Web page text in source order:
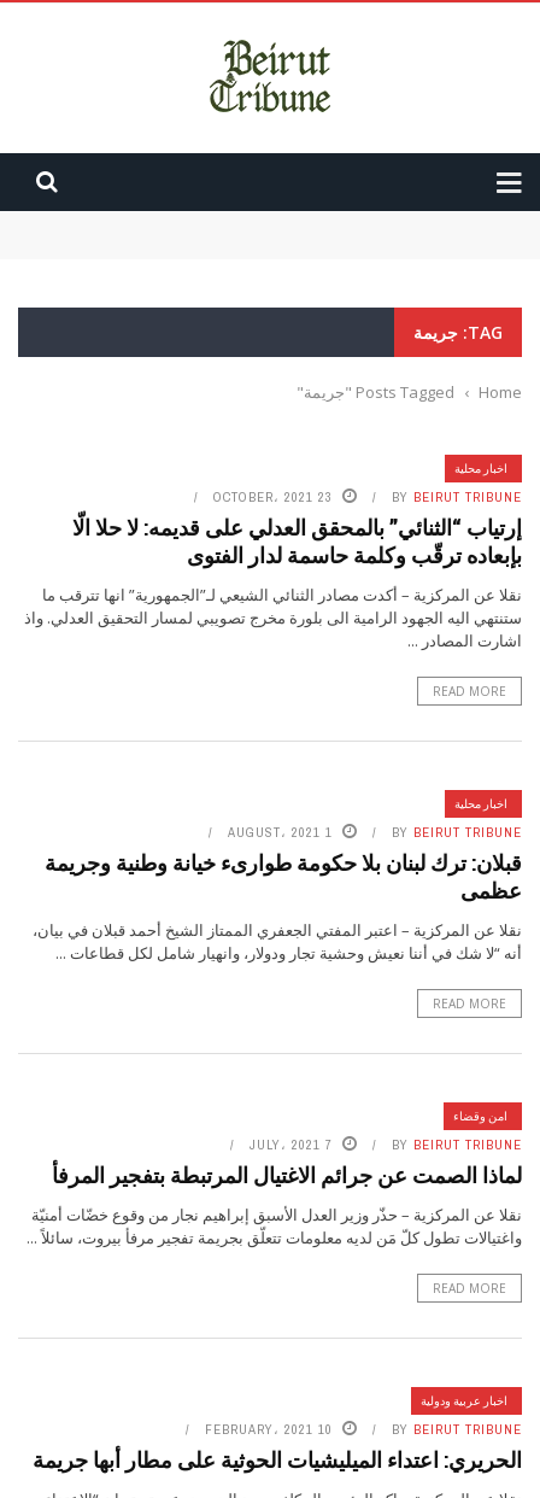
روما تختبر اتفاق الإطار: إسرائيل تتمسّك بالتحقق ولبنان يطالب بالانسحاب
اتفاق الإطار يترنّح… متى يسقط
TAG: جريمة
Home
› Posts Tagged "جريمة"
اخبار محلية
BY BEIRUT TRIBUNE 23 OCTOBER، 2021
إرتياب “الثنائي” بالمحقق العدلي على قديمه: لا حلا الّا
بإبعاده ترقّب وكلمة حاسمة لدار الفتوى
نقلا عن المركزية – أكدت مصادر الثنائي الشيعي لـ”الجمهورية” انها تترقب ما
ستنتهي اليه الجهود الرامية الى بلورة مخرج تصويبي لمسار التحقيق العدلي. واذ
اشارت المصادر ...
READ MORE
اخبار محلية
BY BEIRUT TRIBUNE 1 AUGUST، 2021
قبلان: ترك لبنان بلا حكومة طوارىء خيانة وطنية وجريمة
عظمى
نقلا عن المركزية – اعتبر المفتي الجعفري الممتاز الشيخ أحمد قبلان في بيان،
أنه “لا شك في أننا نعيش وحشية تجار ودولار، وانهيار شامل لكل قطاعات ...
READ MORE
امن وقضاء
BY BEIRUT TRIBUNE 7 JULY، 2021
لماذا الصمت عن جرائم الاغتيال المرتبطة بتفجير المرفأ
نقلا عن المركزية – حذّر وزير العدل الأسبق إبراهيم نجار من وقوع خضّات أمنيّة
واغتيالات تطول كلّ مَن لديه معلومات تتعلّق بجريمة تفجير مرفأ بيروت، سائلاً ...
READ MORE
اخبار عربية ودولية
BY BEIRUT TRIBUNE 10 FEBRUARY، 2021
الحريري: اعتداء الميليشيات الحوثية على مطار أبها جريمة